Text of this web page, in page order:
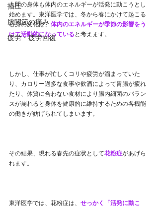
指圧
股関節の痛み
疲労・疲労回復
人間の身体も体内のエネルギーが活発に動こうとし
始めます。東洋医学では、冬から春にかけて起こる
心身の変化は、 体内のエネルギーが季節の影響をう
けて活動的になっている と考えます。
しかし、仕事が忙しくコリや疲労が溜まっていた
り、カロリー過多な食事や飲酒によって胃腸が疲れ
たり、体質に合わない食材により腸内細菌のバラン
スが崩れると身体を健康的に維持するための各機能
の働きが妨げられてしまいます。
その結果、現れる春先の症状として花粉症があげら
れます。
東洋医学では、花粉症は、 せっかく「活発に動こ